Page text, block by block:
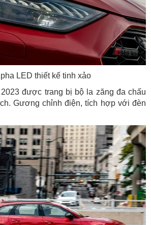
LED thiết kế tinh xảo
được trang bị bộ la zăng đa chấu
Gương chỉnh điện, tích hợp với đèn